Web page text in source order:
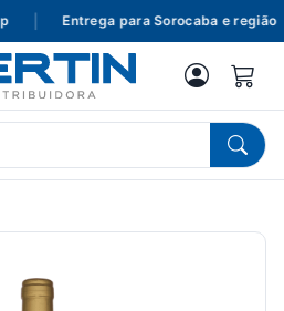
Entrega para Sorocaba e região